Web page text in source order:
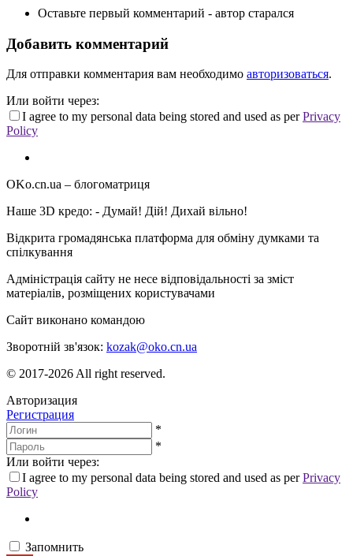
Оставьте первый комментарий - автор старался
Добавить комментарий
Для отправки комментария вам необходимо авторизоваться.
Или войти через:
I agree to my personal data being stored and used as perPrivacy
Policy
OKo.cn.ua – блогоматриця
Наше 3D кредо: - Думай! Дій! Дихай вільно!
Відкрита громадянська платформа для обміну думками та
спілкування
Адміністрація сайту не несе відповідальності за зміст
матеріалів, розміщених користувачами
Сайт виконано командою
Зворотній зв'язок: kozak@oko.cn.ua
© 2017-2026 All right reserved.
Авторизация
Регистрация
*
*
Или войти через:
I agree to my personal data being stored and used as perPrivacy
Policy
Запомнить